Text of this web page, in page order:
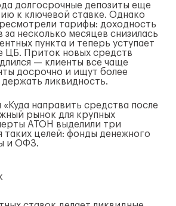
долгосрочные депозиты еще
к ключевой ставке. Однако
тарифы: доходность
за несколько месяцев снизилась
пункта и теперь уступает
ЦБ. Приток новых средств
— клиенты все чаще
досрочно и ищут более
ликвидность.
«Куда направить средства после
рынок для крупных
АТОН выделили три
таких целей: фонды денежного
и ОФЗ.